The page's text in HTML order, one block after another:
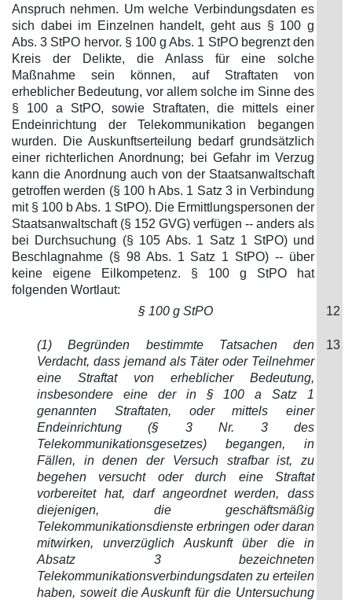
Anspruch nehmen. Um welche Verbindungsdaten es
sich dabei im Einzelnen handelt, geht aus § 100 g
Abs. 3 StPO hervor. § 100 g Abs. 1 StPO begrenzt den
Kreis der Delikte, die Anlass für eine solche
Maßnahme sein können, auf Straftaten von
erheblicher Bedeutung, vor allem solche im Sinne des
§ 100 a StPO, sowie Straftaten, die mittels einer
Endeinrichtung der Telekommunikation begangen
wurden. Die Auskunftserteilung bedarf grundsätzlich
einer richterlichen Anordnung; bei Gefahr im Verzug
kann die Anordnung auch von der Staatsanwaltschaft
getroffen werden (§ 100 h Abs. 1 Satz 3 in Verbindung
mit § 100 b Abs. 1 StPO). Die Ermittlungspersonen der
Staatsanwaltschaft (§ 152 GVG) verfügen -- anders als
bei Durchsuchung (§ 105 Abs. 1 Satz 1 StPO) und
Beschlagnahme (§ 98 Abs. 1 Satz 1 StPO) -- über
keine eigene Eilkompetenz. § 100 g StPO hat
folgenden Wortlaut:
§ 100 g StPO 12
(1) Begründen bestimmte Tatsachen den
Verdacht, dass jemand als Täter oder Teilnehmer
eine Straftat von erheblicher Bedeutung,
insbesondere eine der in § 100 a Satz 1
genannten Straftaten, oder mittels einer
Endeinrichtung (§ 3 Nr. 3 des
Telekommunikationsgesetzes) begangen, in
Fällen, in denen der Versuch strafbar ist, zu
begehen versucht oder durch eine Straftat
vorbereitet hat, darf angeordnet werden, dass
diejenigen, die geschäftsmäßig
Telekommunikationsdienste erbringen oder daran
mitwirken, unverzüglich Auskunft über die in
Absatz 3 bezeichneten
Telekommunikationsverbindungsdaten zu erteilen
haben, soweit die Auskunft für die Untersuchung
13